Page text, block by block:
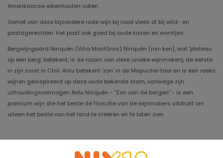
Amerikaanse eikenhouten vaten.
Geniet van deze bijzondere rode wijn bij rood vlees of bij wild- en
pastagerechten. Het past ook goed bij oude kazen en worstjes.
Bergwijngaard Ninquén (Viña MontGras) Ninquén (nin-ken), wat 'plateau
op een berg' betekent, is de naam van deze unieke wijnmakerij, de eerste
in zijn soort in Chili. Antu betekent 'zon' in de Mapuche-taal en is een reeks
wijnen geïnspireerd op deze oude bekende stam, vanwege zijn
uithoudingsvermogen Antu Ninquén - "Zon van de bergen" - is een
premium wijn die het beste de filosofie van de wijnmakers uitdrukt om
alleen het beste van het land te creëren en te laten zien.
2022